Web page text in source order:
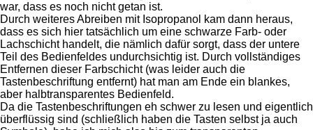
war, dass es noch nicht getan ist.
Durch weiteres Abreiben mit Isopropanol kam dann heraus,
dass es sich hier tatsächlich um eine schwarze Farb- oder
Lachschicht handelt, die nämlich dafür sorgt, dass der untere
Teil des Bedienfeldes undurchsichtig ist. Durch vollständiges
Entfernen dieser Farbschicht (was leider auch die
Tastenbeschriftung entfernt) hat man am Ende ein blankes,
aber halbtransparentes Bedienfeld.
Da die Tastenbeschriftungen eh schwer zu lesen und eigentlich
überflüssig sind (schließlich haben die Tasten selbst ja auch